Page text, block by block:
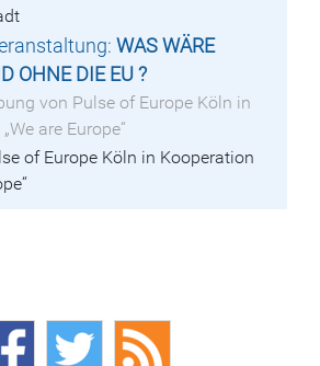
WAS WÄRE
OHNE DIE EU ?
von Pulse of Europe Köln in
are Europe“
of Europe Köln in Kooperation